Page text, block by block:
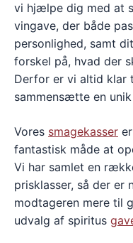
vi hjælpe dig med at
vingave, der både
personlighed, samt
forskel på, hvad der
Derfor er vi altid
sammensætte en
Vores smagekasser
fantastisk måde at
Vi har samlet en
prisklasser, så der er
modtageren mere til
udvalg af spiritus